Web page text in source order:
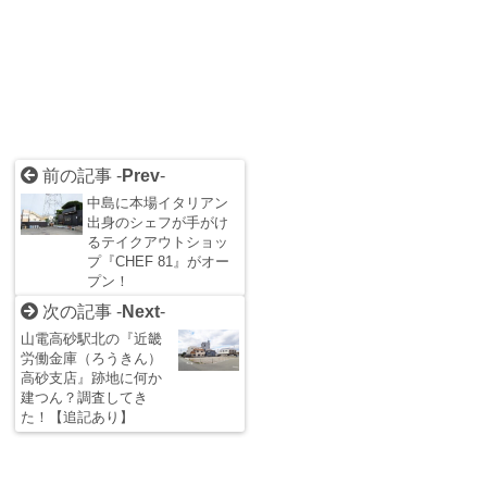
前の記事 -Prev-
中島に本場イタリアン
出身のシェフが手がけ
るテイクアウトショッ
プ『CHEF 81』がオー
プン！
次の記事 -Next-
山電高砂駅北の『近畿
労働金庫（ろうきん）
高砂支店』跡地に何か
建つん？調査してき
た！【追記あり】